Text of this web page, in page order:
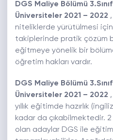
DGS Maliye Bölümü
Üniversiteler 2021 – 2022
niteliklerde yürütülmesi
takiplerinde pratik çözüm
eğitmeye yönelik bir
öğretim hakları vardır.
DGS Maliye Bölümü
Üniversiteler 2021 – 2022
yıllık eğitimde hazırlık
kadar da çıkabilmektedir.
olan adaylar DGS ile